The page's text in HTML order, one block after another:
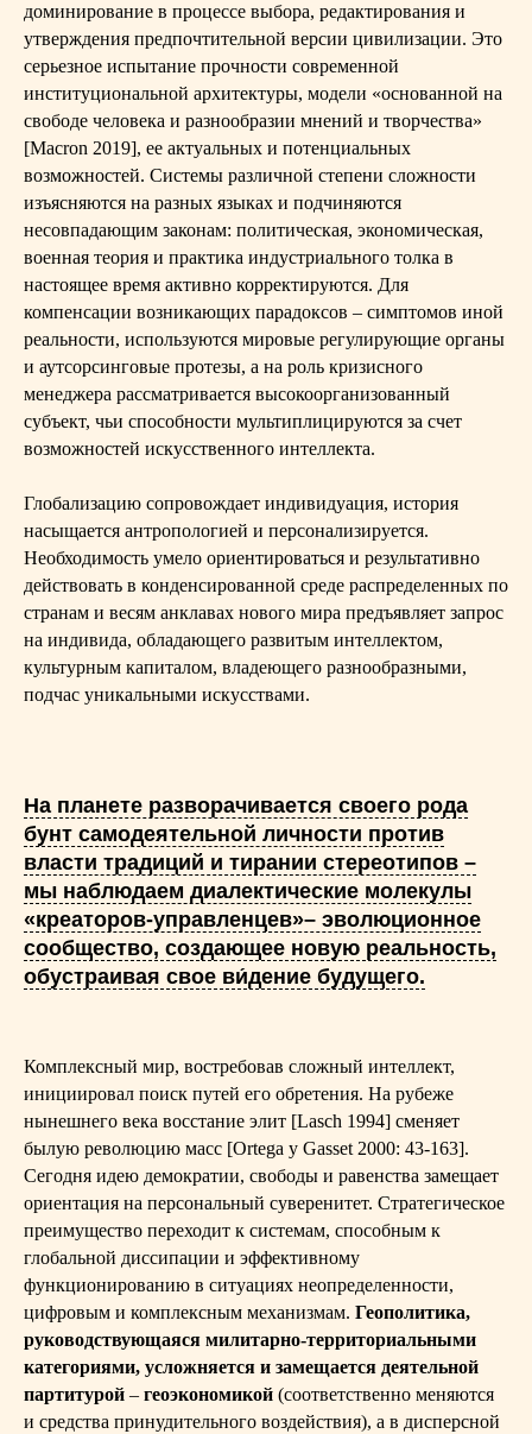
доминирование в процессе выбора, редактирования и
утверждения предпочтительной версии цивилизации. Это
серьезное испытание прочности современной
институциональной архитектуры, модели «основанной на
свободе человека и разнообразии мнений и творчества»
[Macron 2019], ее актуальных и потенциальных
возможностей. Системы различной степени сложности
изъясняются на разных языках и подчиняются
несовпадающим законам: политическая, экономическая,
военная теория и практика индустриального толка в
настоящее время активно корректируются. Для
компенсации возникающих парадоксов – симптомов иной
реальности, используются мировые регулирующие органы
и аутсорсинговые протезы, а на роль кризисного
менеджера рассматривается высокоорганизованный
субъект, чьи способности мультиплицируются за счет
возможностей искусственного интеллекта.
Глобализацию сопровождает индивидуация, история
насыщается антропологией и персонализируется.
Необходимость умело ориентироваться и результативно
действовать в конденсированной среде распределенных по
странам и весям анклавах нового мира предъявляет запрос
на индивида, обладающего развитым интеллектом,
культурным капиталом, владеющего разнообразными,
подчас уникальными искусствами.
На планете разворачивается своего рода
бунт самодеятельной личности против
власти традиций и тирании стереотипов –
мы наблюдаем диалектические молекулы
«креаторов-управленцев»– эволюционное
сообщество, создающее новую реальность,
обустраивая свое ви́дение будущего.
Комплексный мир, востребовав сложный интеллект,
инициировал поиск путей его обретения. На рубеже
нынешнего века восстание элит [Lasch 1994] сменяет
былую революцию масс [Ortega y Gasset 2000: 43-163].
Сегодня идею демократии, свободы и равенства замещает
ориентация на персональный суверенитет. Стратегическое
преимущество переходит к системам, способным к
глобальной диссипации и эффективному
функционированию в ситуациях неопределенности,
цифровым и комплексным механизмам. Геополитика,
руководствующаяся милитарно-территориальными
категориями, усложняется и замещается деятельной
партитурой – геоэкономикой (соответственно меняются
и средства принудительного воздействия), а в дисперсной